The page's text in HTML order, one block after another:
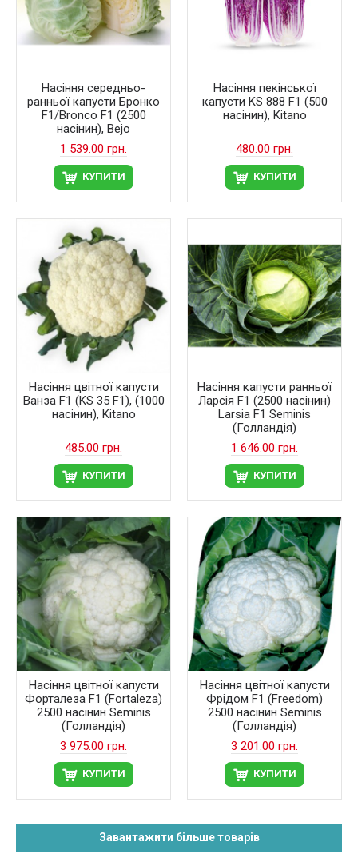
Насіння середньо-
ранньої капусти Бронко
F1/Bronco F1 (2500
насінин), Bejo
1 539.00 грн.
КУПИТИ
Насіння пекінської
капусти KS 888 F1 (500
насінин), Kitano
480.00 грн.
КУПИТИ
Насіння цвітної капусти
Ванза F1 (KS 35 F1), (1000
насінин), Kitano
485.00 грн.
КУПИТИ
Насіння капусти ранньої
Ларсія F1 (2500 насінин)
Larsia F1 Seminis
(Голландія)
1 646.00 грн.
КУПИТИ
Насіння цвітної капусти
Форталеза F1 (Fortaleza)
2500 насінин Seminis
(Голландія)
3 975.00 грн.
КУПИТИ
Насіння цвітної капусти
Фрідом F1 (Freedom)
2500 насінин Seminis
(Голландія)
3 201.00 грн.
КУПИТИ
Завантажити більше товарів